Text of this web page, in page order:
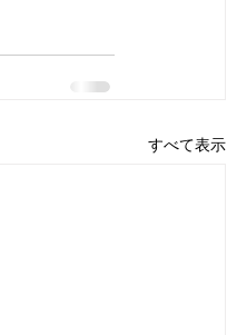
すべて表示